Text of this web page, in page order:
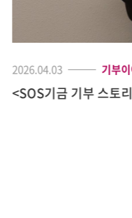
2026.04.03 기부이
<SOS기금 기부 스토